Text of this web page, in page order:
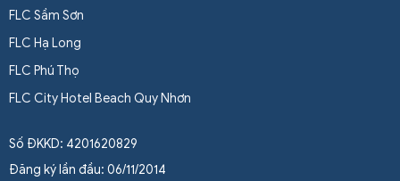
FLC Sầm Sơn
FLC Hạ Long
FLC Phú Thọ
FLC City Hotel Beach Quy Nhơn
Số ĐKKD: 4201620829
Đăng ký lần đầu: 06/11/2014